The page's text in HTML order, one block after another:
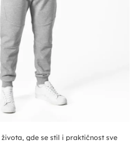
gde se stil i praktičnost sve